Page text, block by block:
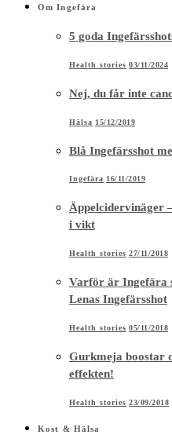
Om Ingefära
5 goda
Health stories 03/11/2024
Nej, du får inte
Hälsa 15/12/2019
Blå Ingefärsshot
Ingefära 16/11/2019
Äppelcidervinäger
i vikt
Health stories 27/11/2018
Varför är Ingefära
Lenas Ingefärsshot
Health stories 05/11/2018
Gurkmeja boostar
effekten!
Health stories 23/09/2018
Kost & Hälsa